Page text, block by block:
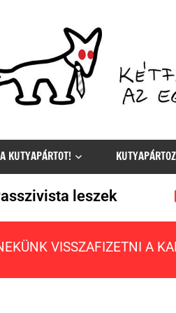
KUTYAPÁRTOT!
leszek
VISSZAFIZETNI A